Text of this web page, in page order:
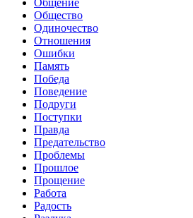
Общение
Общество
Одиночество
Отношения
Ошибки
Память
Победа
Поведение
Подруги
Поступки
Правда
Предательство
Проблемы
Прошлое
Прощение
Работа
Радость